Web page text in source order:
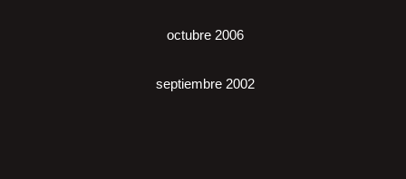
octubre 2006
septiembre 2002